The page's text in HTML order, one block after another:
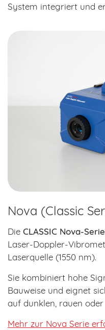
System integriert und
Nova (Classic
Die CLASSIC Nova-Serie
Laser-Doppler-
Laserquelle (1550 nm).
Sie kombiniert hohe
Bauweise und eignet
auf dunklen, rauen
Mehr zur Nova Serie